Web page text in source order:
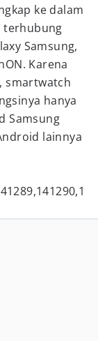
ke dalam
terhubung
Samsung,
Karena
smartwatch
hanya
Samsung
lainnya